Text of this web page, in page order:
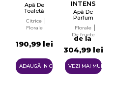
Apă De
Toaletă
EDT
Citrice
Florale
190,99 lei
ADAUGĂ IN COŞ
INTENSE
Apă De
Parfum
Femei
Tester
EDP
Florale
De fructe
de la
304,99 lei
VEZI MAI MULTE